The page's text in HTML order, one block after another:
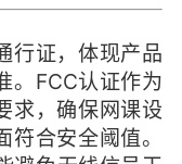
行证，体现产品
。FCC认证作为
求，确保网课设
合安全阈值。